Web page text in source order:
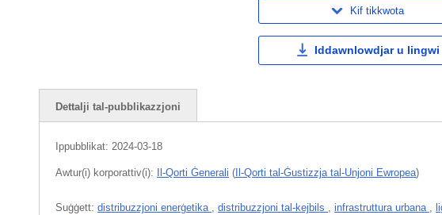
Kif tikkwota
Iddawnlowdjar u lingwi
Dettalji tal-pubblikazzjoni
Ippubblikat: 2024-03-18
Awtur(i) korporattiv(i): Il-Qorti Ġenerali ( Il-Qorti tal-Ġustizzja tal-Unjoni Ewropea)
Suġġett: distribuzzjoni enerġetika , distribuzzjoni tal-kejbils , infrastruttura urbana ,